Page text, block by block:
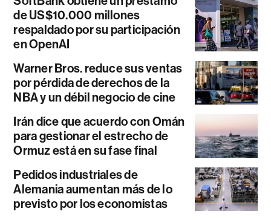
de US$10.000 millones
respaldado por su participación
en OpenAI
Warner Bros. reduce sus ventas
por pérdida de derechos de la
NBA y un débil negocio de cine
Irán dice que acuerdo con Omán
para gestionar el estrecho de
Ormuz está en su fase final
Pedidos industriales de
Alemania aumentan más de lo
previsto por los economistas